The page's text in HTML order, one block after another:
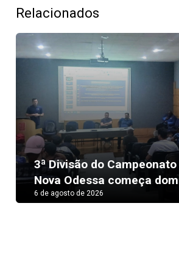
Relacionados
3ª Divisão do
Nova Odessa começa
6 de agosto de 2026